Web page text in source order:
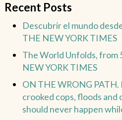
Recent Posts
Descubrir el mundo
THE NEW YORK TIMES
The World Unfolds, from
NEW YORK TIMES
ON THE WRONG PATH.
crooked cops, floods
should never happen